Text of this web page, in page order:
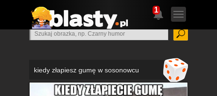
1
kiedy złapiesz gumę w sosonowcu